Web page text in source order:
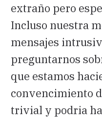
extraño pero
Incluso nuestra
mensajes
preguntarnos
que estamos
convencimiento
trivial y podria